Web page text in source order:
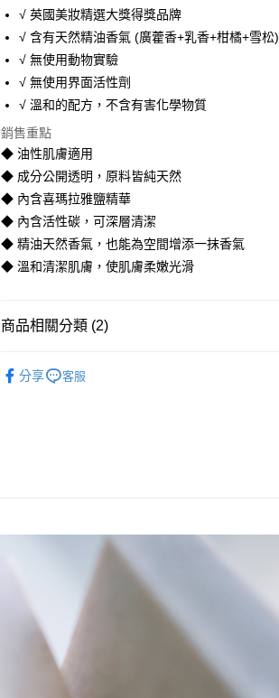
運送方式
全家取貨付款
每筆NT$60，滿NT$1,500(含以上)免運費
付款後全家取貨
每筆NT$60，滿NT$1,500(含以上)免運費
7-11取貨付款
每筆NT$60，滿NT$1,500(含以上)免運費
付款後7-11取貨
每筆NT$60，滿NT$1,500(含以上)免運費
每筆NT$300
√ 英國美妝精選大獎得獎品牌
√ 含有天然精油香氣 (廣藿香+乳香+柑橘+雪松)
√ 無使用動物實驗
√ 無使用界面活性劑
√ 溫和的配方，不含有害化學物質
銷售重點
◆ 油性肌膚適用
◆ 成分公開透明，原料皆純天然
◆ 內含喜瑪拉雅鹽精華
◆ 內含活性碳，可深層清潔
◆ 精油天然香氣，也能為空間增添一抹香氣
◆ 溫和清潔肌膚，使肌膚柔嫩光滑
商品相關分類 (2)
分享 客服